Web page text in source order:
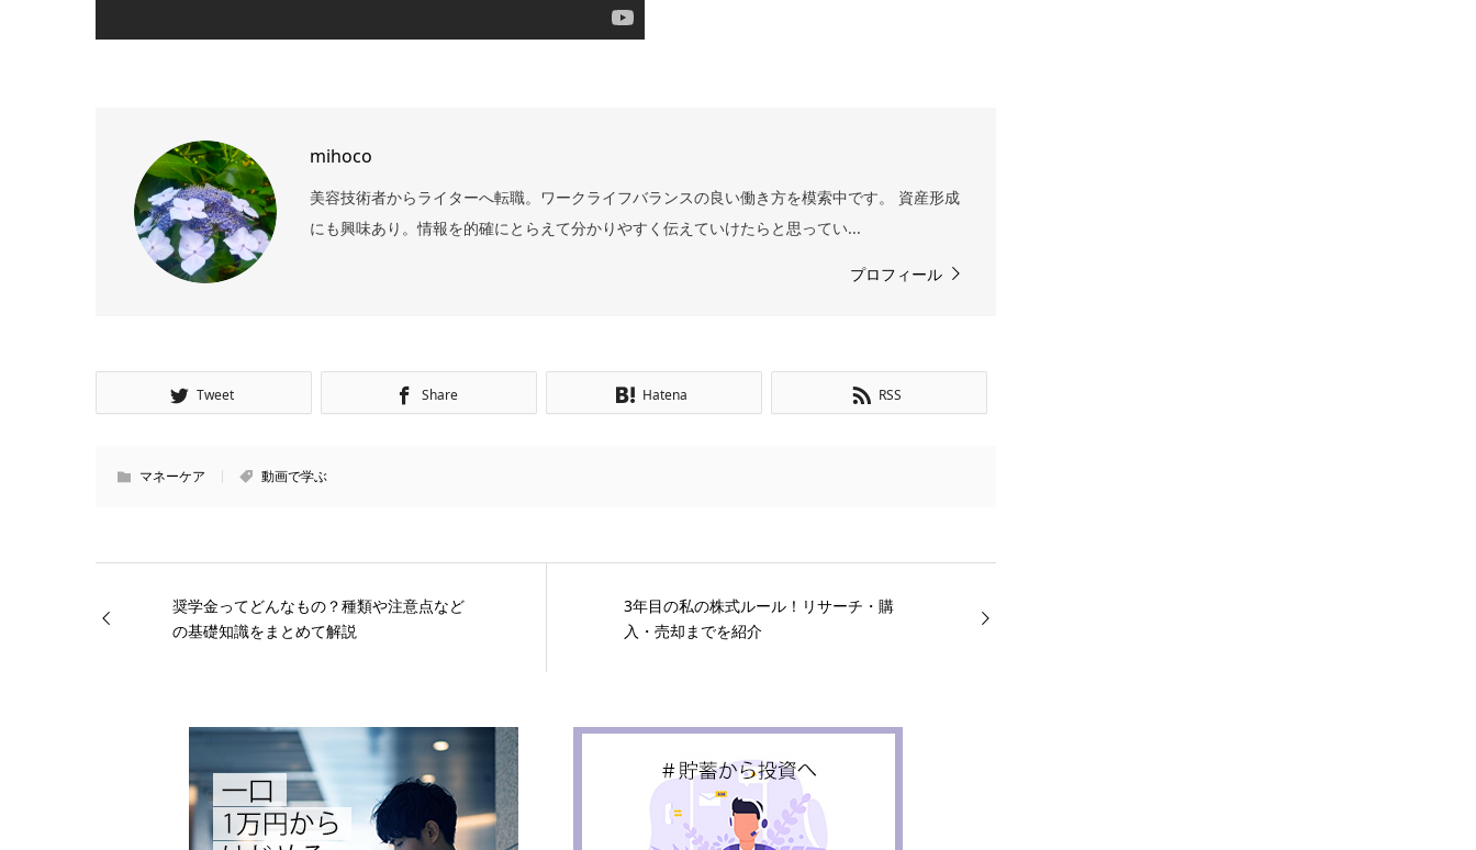
mihoco
美容技術者からライターへ転職。ワークライフバランスの良い働き方を模索中です。 資産形成
にも興味あり。情報を的確にとらえて分かりやすく伝えていけたらと思ってい...
プロフィール
Tweet Share Hatena RSS
マネーケア 動画で学ぶ
奨学金ってどんなもの？種類や注意点など
の基礎知識をまとめて解説
3年目の私の株式ルール！リサーチ・購
入・売却までを紹介